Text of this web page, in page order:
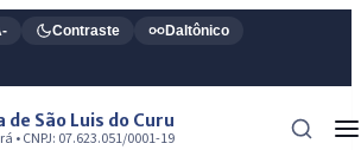
Contraste Daltônico
São Luis do Curu
• CNPJ: 07.623.051/0001-19